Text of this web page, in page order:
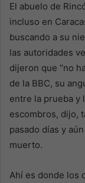
El abuelo de
incluso en
buscando a su
las autoridades
dijeron que “no
de la BBC, su
entre la prueba y
escombros, dijo,
pasado días y
muerto.
Ahí es donde los